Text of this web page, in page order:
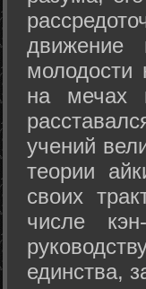
движение
молодости
на мечах
учений
теории
своих
числе
единства,